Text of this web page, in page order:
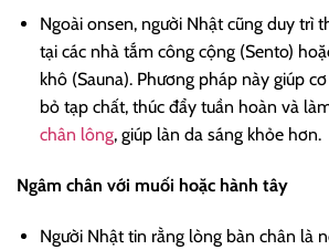
Ngoài onsen, người Nhật cũng duy trì
tại các nhà tắm công cộng (Sento)
khô (Sauna). Phương pháp này giúp
bỏ tạp chất, thúc đẩy tuần hoàn và
chân lông, giúp làn da sáng khỏe hơn.
Ngâm chân với muối hoặc hành tây
Người Nhật tin rằng lòng bàn chân là